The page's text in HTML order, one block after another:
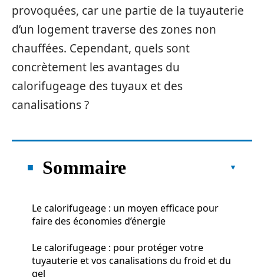
provoquées, car une partie de la tuyauterie
d’un logement traverse des zones non
chauffées. Cependant, quels sont
concrètement les avantages du
calorifugeage des tuyaux et des
canalisations ?
Sommaire
Le calorifugeage : un moyen efficace pour
faire des économies d’énergie
Le calorifugeage : pour protéger votre
tuyauterie et vos canalisations du froid et du
gel